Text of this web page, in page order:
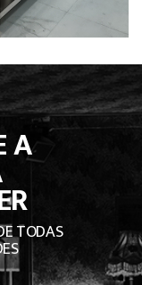
A
TODAS